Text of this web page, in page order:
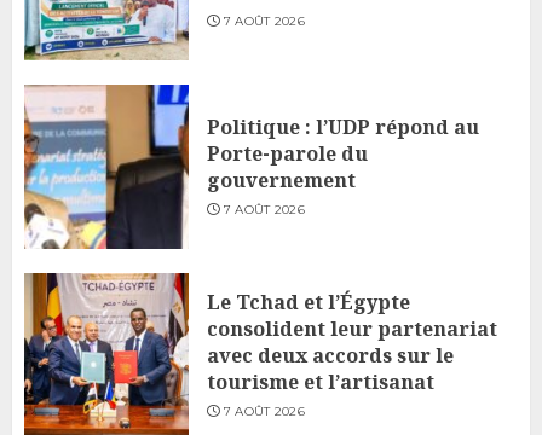
7 AOÛT 2026
Politique : l’UDP répond au
Porte-parole du
gouvernement
7 AOÛT 2026
Le Tchad et l’Égypte
consolident leur partenariat
avec deux accords sur le
tourisme et l’artisanat
7 AOÛT 2026